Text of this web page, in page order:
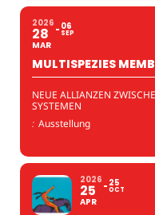
2026
28
MAR
06
SEP
MULTISPEZIES
NEUE ALLIANZEN
SYSTEMEN
: Ausstellung
2026
25
APR
25
OCT